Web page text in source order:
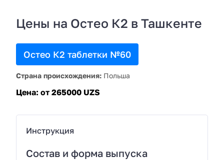
Цены на Остео К2 в Ташкенте
Остео К2 таблетки №60
Страна происхождения: Польша
Цена: от 265000 UZS
Инструкция
Состав и форма выпуска